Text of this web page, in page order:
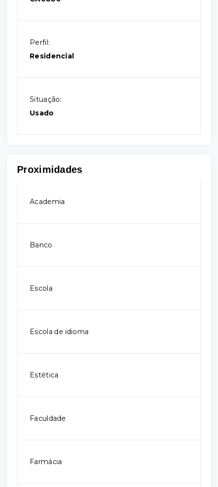
Perfil:
Residencial
Situação:
Usado
Proximidades
Academia
Banco
Escola
Escola de idioma
Estética
Faculdade
Farmácia